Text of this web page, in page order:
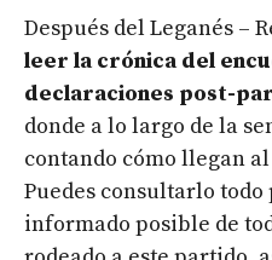
Después del Leganés –
leer la crónica del
declaraciones post-
donde a lo largo de la
contando cómo llegan
Puedes consultarlo todo
informado posible de